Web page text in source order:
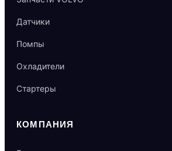
Датчики
Помпы
Охладители
Стартеры
КОМПАНИЯ